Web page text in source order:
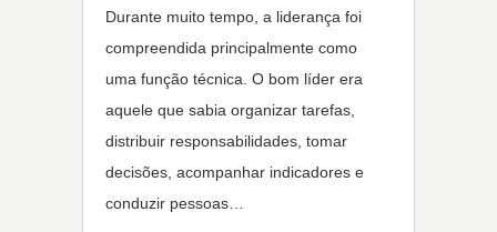
Durante muito tempo, a liderança foi
compreendida principalmente como
uma função técnica. O bom líder era
aquele que sabia organizar tarefas,
distribuir responsabilidades, tomar
decisões, acompanhar indicadores e
conduzir pessoas…